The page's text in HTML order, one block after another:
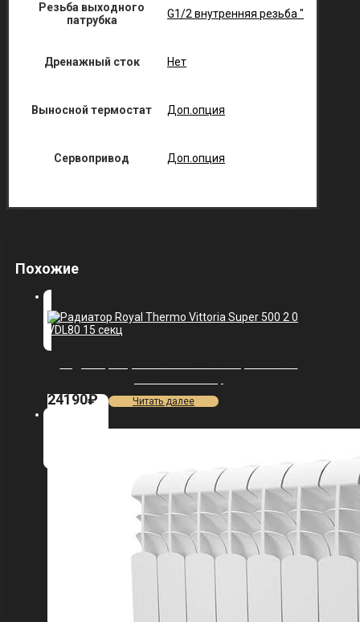
Резьба выходного
патрубка
G1/2 внутренняя резьба "
Дренажный сток Нет
Выносной термостат Доп.опция
Сервопривод Доп.опция
Похожие
24190₽ Читать далее